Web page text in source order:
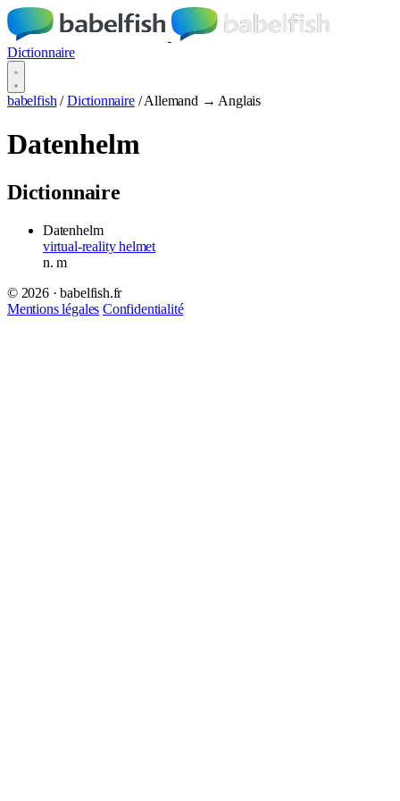
Dictionnaire
babelfish / Dictionnaire / Allemand → Anglais
Datenhelm
Dictionnaire
Datenhelm
virtual-reality helmet
n.m
© 2026 · babelfish.fr
Mentions légales Confidentialité